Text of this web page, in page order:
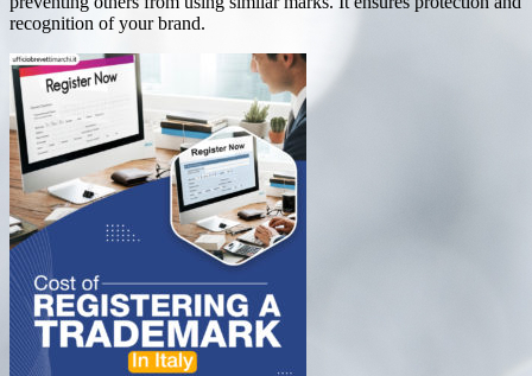
recognition of your brand.